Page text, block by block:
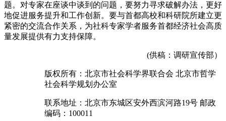
题。对专家在座谈中谈到的问题，要努力寻求破解办法，更好
地促进服务提升和工作创新。要与首都高校和科研院所建立更
紧密的交流合作关系，为社科专家学者服务首都经济社会高质
量发展提供有力支持保障。
(供稿：调研宣传部）
版权所有：北京市社会科学界联合会 北京市哲学
社会科学规划办公室
联系地址：北京市东城区安外西滨河路19号 邮政
编码：100011